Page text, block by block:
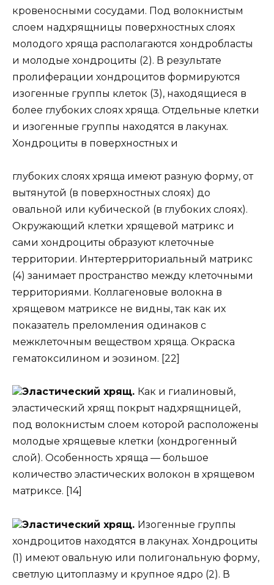
кровеносными сосудами. Под волокнистым
слоем надхрящницы поверхностных слоях
молодого хряща располагаются хондробласты
и молодые хондроциты (2). В результате
пролиферации хондроцитов формируются
изогенные группы клеток (3), находящиеся в
более глубоких слоях хряща. Отдельные клетки
и изогенные группы находятся в лакунах.
Хондроциты в поверхностных и
глубоких слоях хряща имеют разную форму, от
вытянутой (в поверхностных слоях) до
овальной или кубической (в глубоких слоях).
Окружающий клетки хрящевой матрикс и
сами хондроциты образуют клеточные
территории. Интертерриториальный матрикс
(4) занимает пространство между клеточными
территориями. Коллагеновые волокна в
хрящевом матриксе не видны, так как их
показатель преломления одинаков с
межклеточным веществом хряща. Окраска
гематоксилином и эозином. [22]
Эластический хрящ. Как и гиалиновый,
эластический хрящ покрыт надхрящницей,
под волокнистым слоем которой расположены
молодые хрящевые клетки (хондрогенный
слой). Особенность хряща — большое
количество эластических волокон в хрящевом
матриксе. [14]
Эластический хрящ. Изогенные группы
хондроцитов находятся в лакунах. Хондроциты
(1) имеют овальную или полигональную форму,
светлую цитоплазму и крупное ядро (2). В